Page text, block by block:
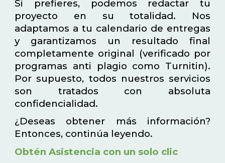
Si prefieres, podemos redactar tu
proyecto en su totalidad. Nos
adaptamos a tu calendario de entregas
y garantizamos un resultado final
completamente original (verificado por
programas anti plagio como Turnitin).
Por supuesto, todos nuestros servicios
son tratados con absoluta
confidencialidad.
¿Deseas obtener más información?
Entonces, continúa leyendo.
Obtén Asistencia con un solo clic